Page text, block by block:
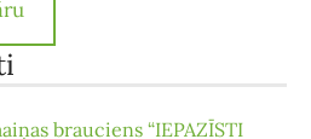
brauciens “IEPAZĪSTI